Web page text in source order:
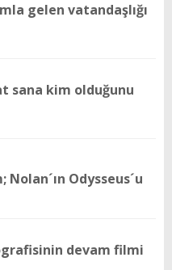
gelen vatandaşlığı
sana kim olduğunu
Odysseus´u
devam filmi